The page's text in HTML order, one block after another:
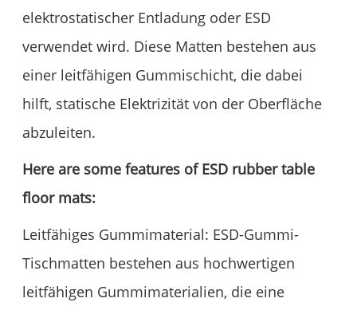
elektrostatischer Entladung oder ESD
verwendet wird. Diese Matten bestehen aus
einer leitfähigen Gummischicht, die dabei
hilft, statische Elektrizität von der Oberfläche
abzuleiten.
Here are some features of ESD rubber table
floor mats:
Leitfähiges Gummimaterial: ESD-Gummi-
Tischmatten bestehen aus hochwertigen
leitfähigen Gummimaterialien, die eine